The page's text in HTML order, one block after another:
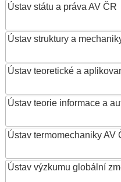
Ústav státu a práva AV ČR
Ústav struktury a
Ústav teoretické a
Ústav teorie informace a
Ústav termomechaniky AV
Ústav výzkumu globální